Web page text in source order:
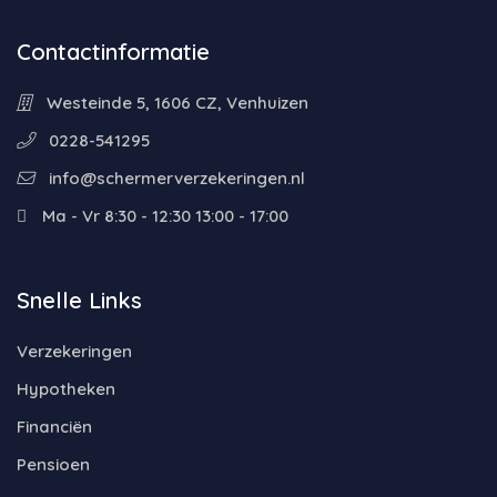
Contactinformatie
Westeinde 5, 1606 CZ, Venhuizen
0228-541295
info@schermerverzekeringen.nl
Ma - Vr 8:30 - 12:30 13:00 - 17:00
Snelle Links
Verzekeringen
Hypotheken
Financiën
Pensioen